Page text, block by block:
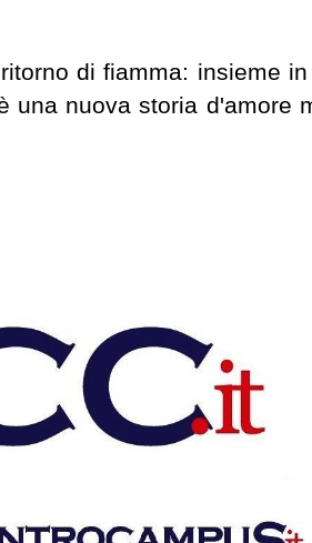
di fiamma: insieme
una nuova storia d'amore